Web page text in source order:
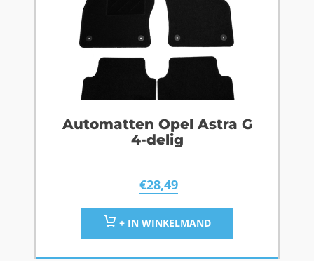
Automatten Opel Astra G
4-delig
€28,49
+ IN WINKELMAND